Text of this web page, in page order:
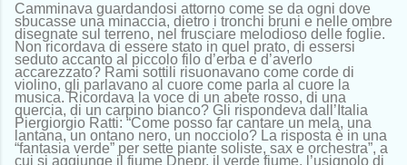
Camminava guardandosi attorno come se da ogni dove
sbucasse una minaccia, dietro i tronchi bruni e nelle ombre
disegnate sul terreno, nel frusciare melodioso delle foglie.
Non ricordava di essere stato in quel prato, di essersi
seduto accanto al piccolo filo d’erba e d’averlo
accarezzato? Rami sottili risuonavano come corde di
violino, gli parlavano al cuore come parla al cuore la
musica. Ricordava la voce di un abete rosso, di una
quercia, di un carpino bianco? Gli rispondeva dall’Italia
Piergiorgio Ratti: “Come posso far cantare un mela, una
lantana, un ontano nero, un nocciolo? La risposta è in una
“fantasia verde” per sette piante soliste, sax e orchestra”, a
cui si aggiunge il fiume Dnepr, il verde fiume, l’usignolo di